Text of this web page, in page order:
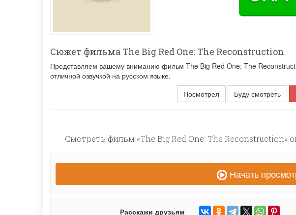
Сюжет фильма The Big Red One: The Reconstruction
Представляем вашему вниманию фильм The Big Red One: The
отличной озвучкой на русском языке.
Посмотрел
Буду смотреть
Смотреть фильм «The Big Red One: The Reconstruction»
Начать
Расскажи друзьям